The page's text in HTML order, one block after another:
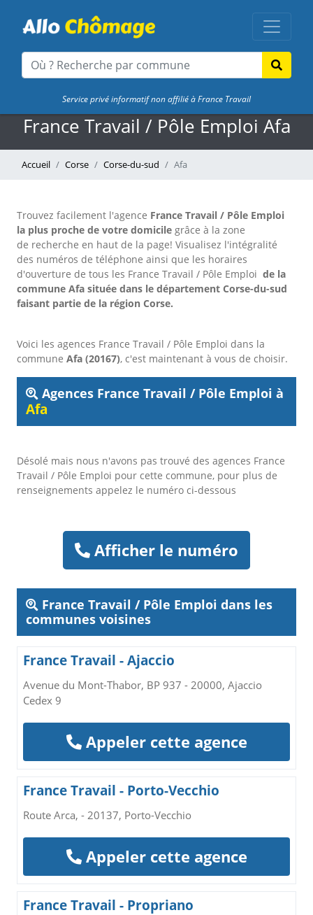
Service privé informatif non affilié à France Travail
France Travail / Pôle Emploi Afa
Accueil Corse Corse-du-sud Afa
Trouvez facilement l'agence France Travail / Pôle Emploi
la plus proche de votre domicile grâce à la zone
de recherche en haut de la page! Visualisez l'intégralité
des numéros de téléphone ainsi que les horaires
d'ouverture de tous les France Travail / Pôle Emploi de la
commune Afa située dans le département Corse-du-sud
faisant partie de la région Corse.
Voici les agences France Travail / Pôle Emploi dans la
commune Afa (20167), c'est maintenant à vous de choisir.
Agences France Travail / Pôle Emploi à
Afa
Désolé mais nous n'avons pas trouvé des agences France
Travail / Pôle Emploi pour cette commune, pour plus de
renseignements appelez le numéro ci-dessous
Afficher le numéro
France Travail / Pôle Emploi dans les
communes voisines
France Travail - Ajaccio
Avenue du Mont-Thabor, BP 937 - 20000, Ajaccio
Cedex 9
Appeler cette agence
France Travail - Porto-Vecchio
Route Arca, - 20137, Porto-Vecchio
Appeler cette agence
France Travail - Propriano